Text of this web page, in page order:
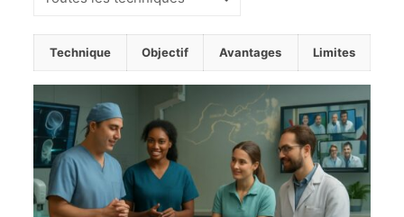
Technique Objectif Avantages Limites